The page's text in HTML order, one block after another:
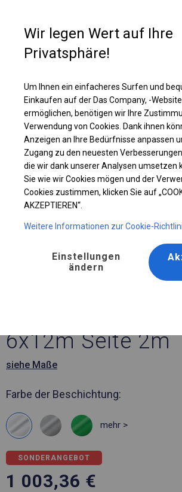
Solides Partyzelt | 6x12 m
6x12m Seite 2m
siehe Maße
Farbe der Beschichtung:
mehr >
SONDERANGEBOT
1 003,36 €
Wir legen Wert auf Ihre
Privatsphäre!
Um Ihnen ein einfacheres Surfen und
Einkaufen auf der Das Company, -
ermöglichen, benötigen wir Ihre
Verwendung von Cookies. Dank ihnen
Anzeigen an Ihre Bedürfnisse anpassen
Zugang zu den neuesten
die wir dank unserer Analysen umsetzen
Sie wie wir Cookies mögen und der
Cookies zustimmen, klicken Sie auf
AKZEPTIEREN“.
Weitere Informationen zur Cookie-
Einstellungen
ändern